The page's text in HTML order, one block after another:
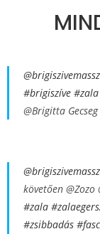
#brigiszíve #zala
@Brigitta Gecseg
követően @Zozo
#zala
#zsibbadás